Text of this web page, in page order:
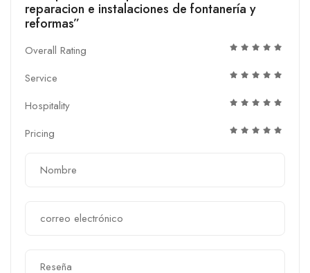
reparacion e instalaciones de fontanería y
reformas”
Overall Rating
Service
Hospitality
Pricing